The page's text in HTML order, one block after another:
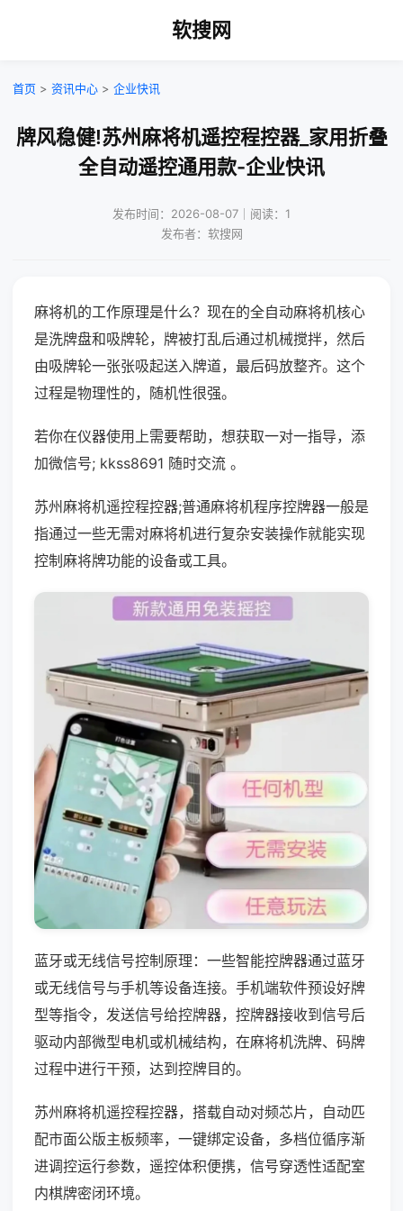
软搜网
首页 > 资讯中心 > 企业快讯
牌风稳健!苏州麻将机遥控程控器_家用折叠
全自动遥控通用款-企业快讯
发布时间：2026-08-07｜阅读：1
发布者：软搜网
麻将机的工作原理是什么？现在的全自动麻将机核心
是洗牌盘和吸牌轮，牌被打乱后通过机械搅拌，然后
由吸牌轮一张张吸起送入牌道，最后码放整齐。这个
过程是物理性的，随机性很强。
若你在仪器使用上需要帮助，想获取一对一指导，添
加微信号; kkss8691 随时交流 。
苏州麻将机遥控程控器;普通麻将机程序控牌器一般是
指通过一些无需对麻将机进行复杂安装操作就能实现
控制麻将牌功能的设备或工具。
蓝牙或无线信号控制原理：一些智能控牌器通过蓝牙
或无线信号与手机等设备连接。手机端软件预设好牌
型等指令，发送信号给控牌器，控牌器接收到信号后
驱动内部微型电机或机械结构，在麻将机洗牌、码牌
过程中进行干预，达到控牌目的。
苏州麻将机遥控程控器，搭载自动对频芯片，自动匹
配市面公版主板频率，一键绑定设备，多档位循序渐
进调控运行参数，遥控体积便携，信号穿透性适配室
内棋牌密闭环境。